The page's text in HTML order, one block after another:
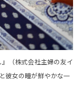
（株式会社主婦の友イ
彼女の瞳が鮮やかな一